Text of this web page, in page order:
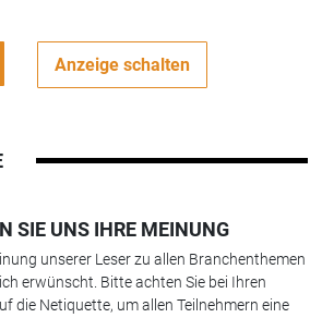
Anzeige schalten
SIE UNS IHRE MEINUNG
unserer Leser zu allen Branchenthemen
erwünscht. Bitte achten Sie bei Ihren
die Netiquette, um allen Teilnehmern eine